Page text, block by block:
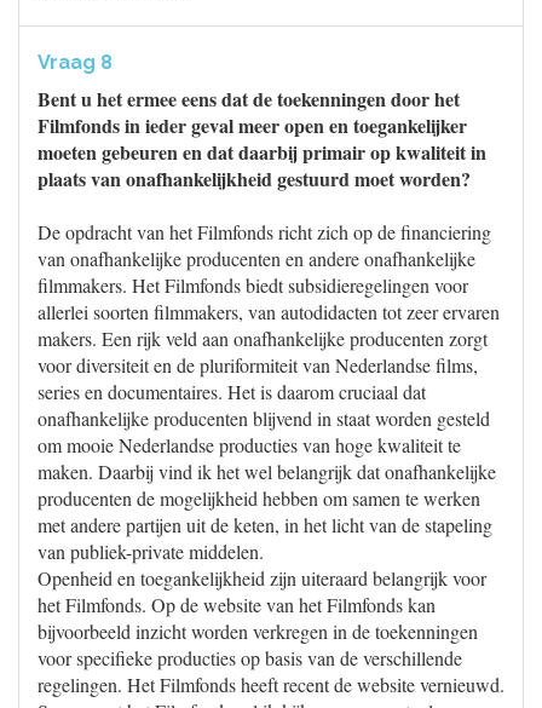
Vraag 8
Bent u het ermee eens dat de toekenningen door het
Filmfonds in ieder geval meer open en toegankelijker
moeten gebeuren en dat daarbij primair op kwaliteit in
plaats van onafhankelijkheid gestuurd moet worden?
De opdracht van het Filmfonds richt zich op de financiering
van onafhankelijke producenten en andere onafhankelijke
filmmakers. Het Filmfonds biedt subsidieregelingen voor
allerlei soorten filmmakers, van autodidacten tot zeer ervaren
makers. Een rijk veld aan onafhankelijke producenten zorgt
voor diversiteit en de pluriformiteit van Nederlandse films,
series en documentaires. Het is daarom cruciaal dat
onafhankelijke producenten blijvend in staat worden gesteld
om mooie Nederlandse producties van hoge kwaliteit te
maken. Daarbij vind ik het wel belangrijk dat onafhankelijke
producenten de mogelijkheid hebben om samen te werken
met andere partijen uit de keten, in het licht van de stapeling
van publiek-private middelen.
Openheid en toegankelijkheid zijn uiteraard belangrijk voor
het Filmfonds. Op de website van het Filmfonds kan
bijvoorbeeld inzicht worden verkregen in de toekenningen
voor specifieke producties op basis van de verschillende
regelingen. Het Filmfonds heeft recent de website vernieuwd.